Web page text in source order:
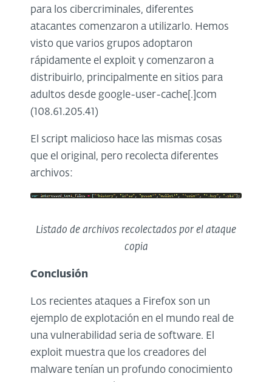
para los cibercriminales, diferentes
atacantes comenzaron a utilizarlo. Hemos
visto que varios grupos adoptaron
rápidamente el exploit y comenzaron a
distribuirlo, principalmente en sitios para
adultos desde google-user-cache[.]com
(108.61.205.41)
El script malicioso hace las mismas cosas
que el original, pero recolecta diferentes
archivos:
Listado de archivos recolectados por el ataque
copia
Conclusión
Los recientes ataques a Firefox son un
ejemplo de explotación en el mundo real de
una vulnerabilidad seria de software. El
exploit muestra que los creadores del
malware tenían un profundo conocimiento